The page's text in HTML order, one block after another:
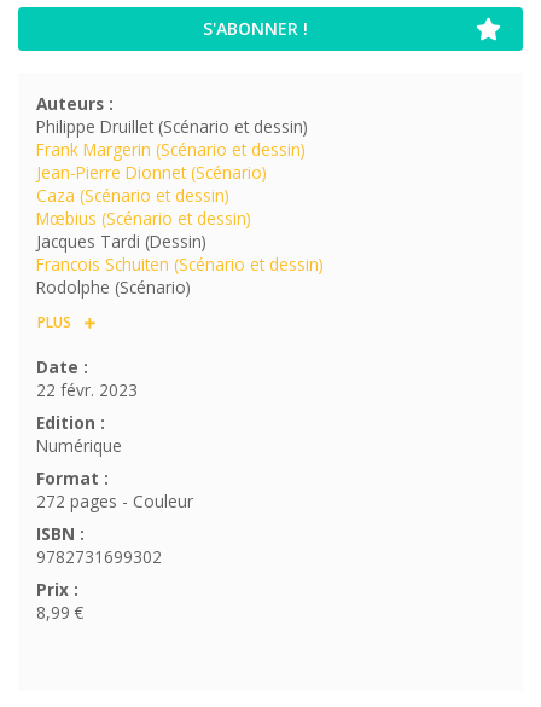
S'ABONNER !
Auteurs :
Philippe Druillet (Scénario et dessin)
Frank Margerin (Scénario et dessin)
Jean-Pierre Dionnet (Scénario)
Caza (Scénario et dessin)
Mœbius (Scénario et dessin)
Jacques Tardi (Dessin)
Francois Schuiten (Scénario et dessin)
Rodolphe (Scénario)
PLUS
Date :
22 févr. 2023
Edition :
Numérique
Format :
272 pages - Couleur
ISBN :
9782731699302
Prix :
8,99 €